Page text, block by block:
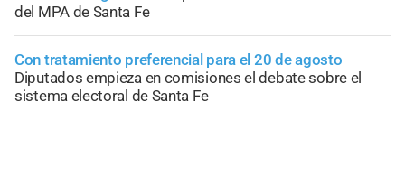
del MPA de Santa Fe
Con tratamiento preferencial para el 20 de agosto
Diputados empieza en comisiones el debate sobre el
sistema electoral de Santa Fe